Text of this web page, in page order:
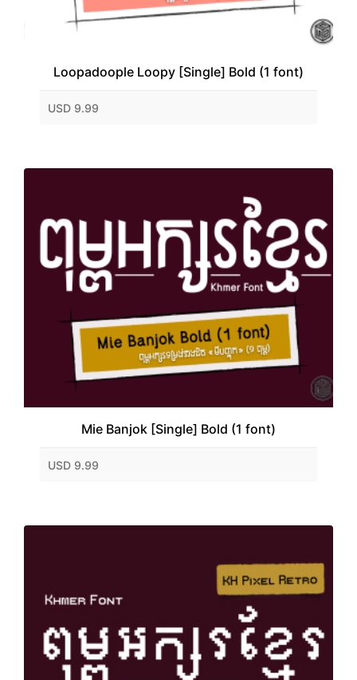
Loopadoople Loopy [Single] Bold (1 font)
USD 9.99
Mie Banjok [Single] Bold (1 font)
USD 9.99